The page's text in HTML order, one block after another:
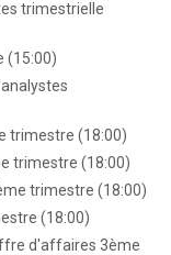
trimestrielle
(15:00)
trimestre (18:00)
trimestre (18:00)
trimestre (18:00)
(18:00)
d'affaires 3ème